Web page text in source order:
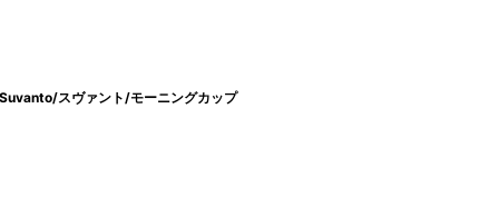
スヴァント/モーニングカップ